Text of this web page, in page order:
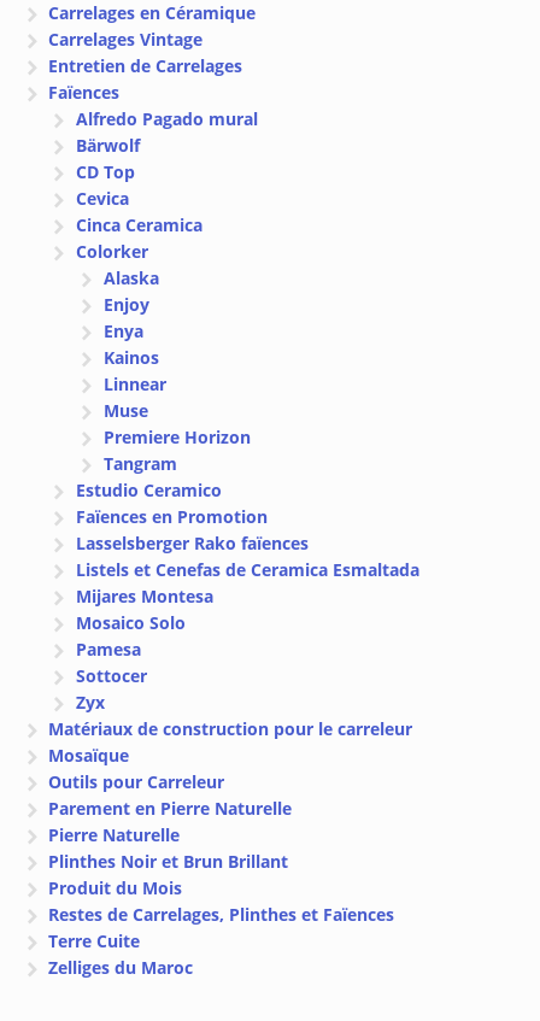
Carrelages en Céramique
Carrelages Vintage
Entretien de Carrelages
Faïences
Alfredo Pagado mural
Bärwolf
CD Top
Cevica
Cinca Ceramica
Colorker
Alaska
Enjoy
Enya
Kainos
Linnear
Muse
Premiere Horizon
Tangram
Estudio Ceramico
Faïences en Promotion
Lasselsberger Rako faïences
Listels et Cenefas de Ceramica Esmaltada
Mijares Montesa
Mosaico Solo
Pamesa
Sottocer
Zyx
Matériaux de construction pour le carreleur
Mosaïque
Outils pour Carreleur
Parement en Pierre Naturelle
Pierre Naturelle
Plinthes Noir et Brun Brillant
Produit du Mois
Restes de Carrelages, Plinthes et Faïences
Terre Cuite
Zelliges du Maroc